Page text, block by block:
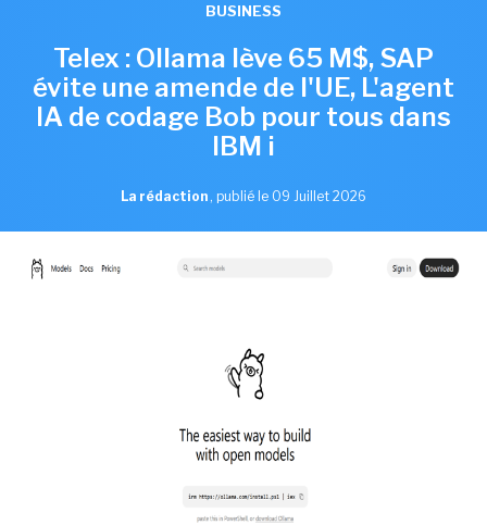
BUSINESS
Telex : Ollama lève 65 M$, SAP
évite une amende de l'UE, L'agent
IA de codage Bob pour tous dans
IBM i
La rédaction , publié le 09 Juillet 2026